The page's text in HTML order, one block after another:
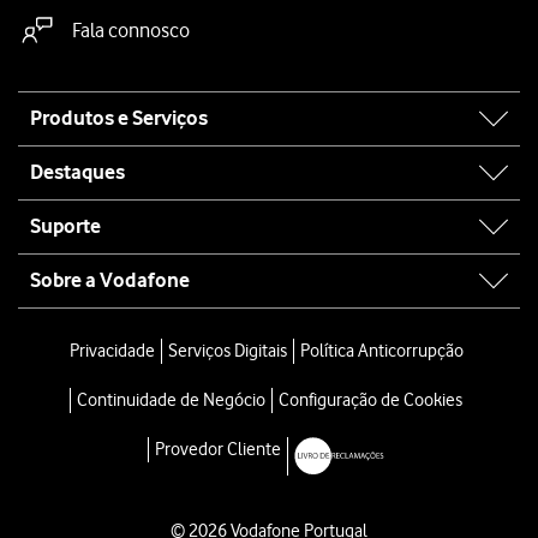
Fala connosco
map
Produtos e Serviços
Destaques
Suporte
Sobre a Vodafone
Privacidade Serviços Digitais Política Anticorrupção
Continuidade de Negócio Configuração de Cookies
Provedor Cliente
© 2026 Vodafone Portugal